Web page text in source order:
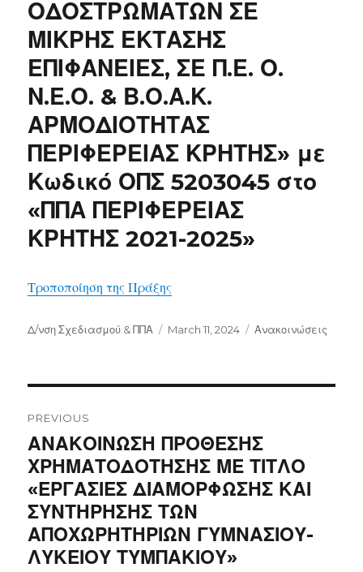
ΟΔΟΣΤΡΩΜΑΤΩΝ ΣΕ
ΜΙΚΡΗΣ ΕΚΤΑΣΗΣ
ΕΠΙΦΑΝΕΙΕΣ, ΣΕ Π.Ε. Ο.
Ν.Ε.Ο. & Β.Ο.Α.Κ.
ΑΡΜΟΔΙΟΤΗΤΑΣ
ΠΕΡΙΦΕΡΕΙΑΣ ΚΡΗΤΗΣ» με
Κωδικό ΟΠΣ 5203045 στο
«ΠΠΑ ΠΕΡΙΦΕΡΕΙΑΣ
ΚΡΗΤΗΣ 2021-2025»
Τροποποίηση της Πράξης
Author
Δ/νση Σχεδιασμού & ΠΠΑ
Posted
March 11, 2024 Categories
Ανακοινώσεις
navigation
PREVIOUS
Previous
post:
ΑΝΑΚΟΙΝΩΣΗ ΠΡΟΘΕΣΗΣ
ΧΡΗΜΑΤΟΔΟΤΗΣΗΣ ΜΕ ΤΙΤΛΟ
«ΕΡΓΑΣΙΕΣ ΔΙΑΜΟΡΦΩΣΗΣ ΚΑΙ
ΣΥΝΤΗΡΗΣΗΣ ΤΩΝ
ΑΠΟΧΩΡΗΤΗΡΙΩΝ ΓΥΜΝΑΣΙΟΥ-
ΛΥΚΕΙΟΥ ΤΥΜΠΑΚΙΟΥ»